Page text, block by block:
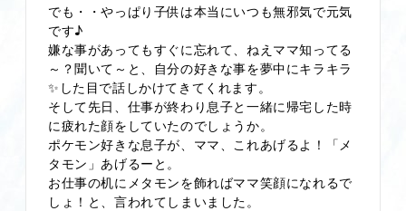
でも・・やっぱり子供は本当にいつも無邪気で元気
です♪
嫌な事があってもすぐに忘れて、ねえママ知ってる
～？聞いて～と、自分の好きな事を夢中にキラキラ
✨した目で話しかけてきてくれます。
そして先日、仕事が終わり息子と一緒に帰宅した時
に疲れた顔をしていたのでしょうか。
ポケモン好きな息子が、ママ、これあげるよ！「メ
タモン」あげるーと。
お仕事の机にメタモンを飾ればママ笑顔になれるで
しょ！と、言われてしまいました。